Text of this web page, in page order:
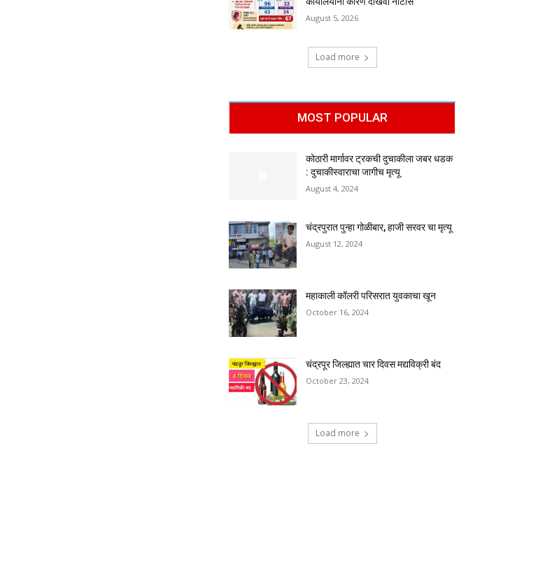
August 5, 2026
Load more
MOST POPULAR
कोठारी मार्गावर ट्रकची दुचाकीला जबर धडक
: दुचाकीस्वाराचा जागीच मृत्यू
August 4, 2024
चंद्रपुरात पुन्हा गोळीबार, हाजी सरवर चा मृत्यू
August 12, 2024
महाकाली कॉलरी परिसरात युवकाचा खून
October 16, 2024
चंद्रपूर जिल्ह्यात चार दिवस मद्यविक्री बंद
October 23, 2024
Load more